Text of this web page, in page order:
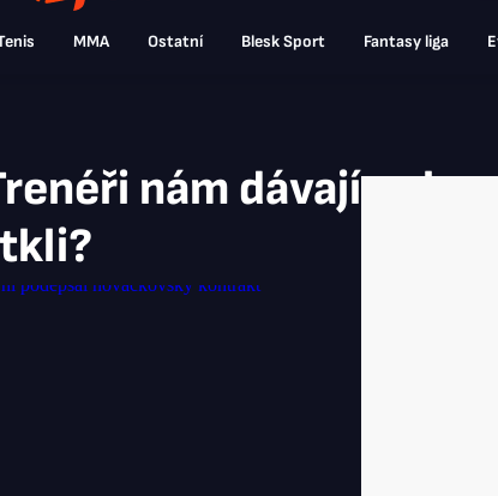
MMA Ostatní Blesk Sport Fantasy liga
nám dávají